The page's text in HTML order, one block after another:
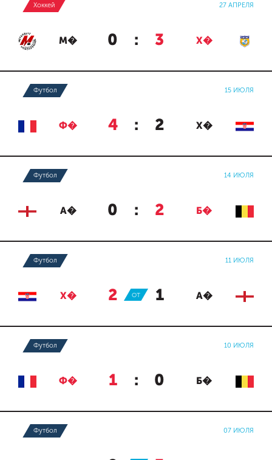
Хоккей 27 АПРЕЛЯ
М� 0 : 3 Х�
Футбол 15 ИЮЛЯ
Ф� 4 : 2 Х�
Футбол 14 ИЮЛЯ
А� 0 : 2 Б�
Футбол 11 ИЮЛЯ
Х� 2 : 1 А�
ОТ
Футбол 10 ИЮЛЯ
Ф� 1 : 0 Б�
Футбол 07 ИЮЛЯ